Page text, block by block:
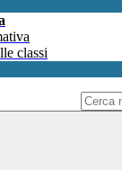
classi